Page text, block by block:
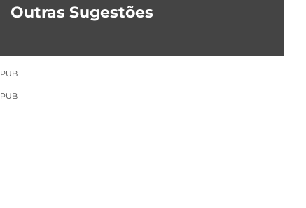
Outras Sugestões
PUB
PUB